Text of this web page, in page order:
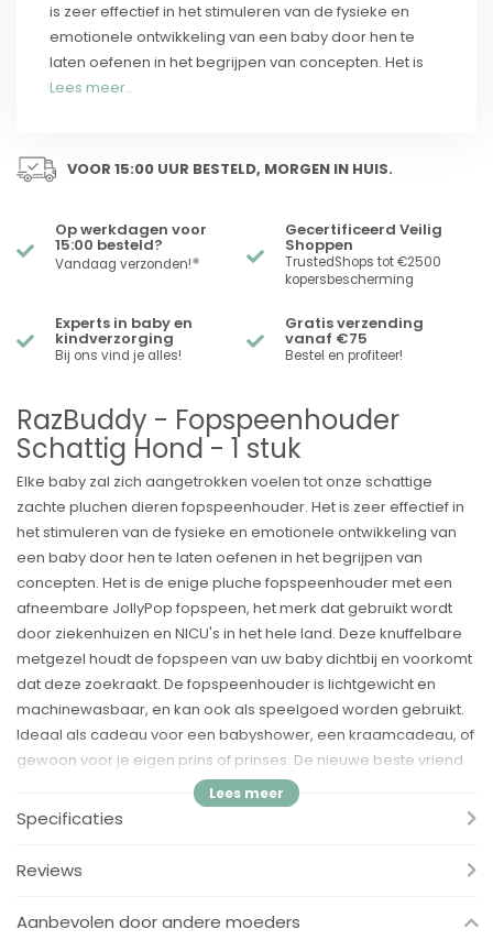
is zeer effectief in het stimuleren van de fysieke en
emotionele ontwikkeling van een baby door hen te
laten oefenen in het begrijpen van concepten. Het is
Lees meer..
VOOR 15:00 UUR BESTELD, MORGEN IN HUIS.
Op werkdagen voor
15:00 besteld?
Vandaag verzonden!*
Gecertificeerd Veilig
Shoppen
TrustedShops tot €2500
kopersbescherming
Experts in baby en
kindverzorging
Bij ons vind je alles!
Gratis verzending
vanaf €75
Bestel en profiteer!
RazBuddy - Fopspeenhouder
Schattig Hond - 1 stuk
Elke baby zal zich aangetrokken voelen tot onze schattige
zachte pluchen dieren fopspeenhouder. Het is zeer effectief in
het stimuleren van de fysieke en emotionele ontwikkeling van
een baby door hen te laten oefenen in het begrijpen van
concepten. Het is de enige pluche fopspeenhouder met een
afneembare JollyPop fopspeen, het merk dat gebruikt wordt
door ziekenhuizen en NICU's in het hele land. Deze knuffelbare
metgezel houdt de fopspeen van uw baby dichtbij en voorkomt
dat deze zoekraakt. De fopspeenhouder is lichtgewicht en
machinewasbaar, en kan ook als speelgoed worden gebruikt.
Ideaal als cadeau voor een babyshower, een kraamcadeau, of
gewoon voor je eigen prins of prinses. De nieuwe beste vriend
van uw kind zal dit schattige en nuttige pluche dier zijn!
Voordelen:
✓ Hij wordt geleverd met een afneembare JollyPop-fopspeen,
Specificaties
Reviews
Aanbevolen door andere moeders